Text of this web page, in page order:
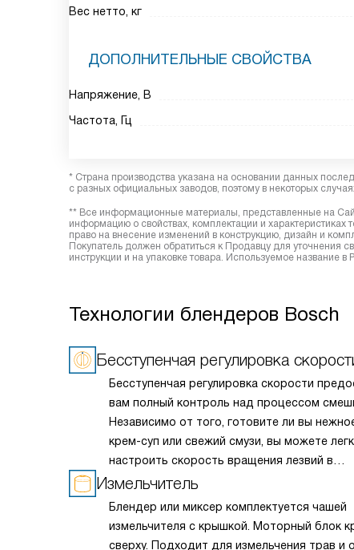
Вес нетто, кг
ДОПОЛНИТЕЛЬНЫЕ СВОЙСТВА
Напряжение, В
Частота, Гц
* Страна производства указана на основании данных
с разных официальных заводов, поэтому в некоторых
** Все информационные материалы, представленные на
информацию о свойствах, комплектации и
право на внесение изменений в конструкцию, дизайн и
Покупатель должен обратиться к Продавцу для уточнения
инструкции и на упаковке товара. Используемое название в
Технологии блендеров Bosch
Бесступенчая регулировка
Бесступенчая регулировка скорости
вам полный контроль над процессом
Независимо от того, готовите ли вы
крем-суп или свежий смузи, вы можете
настроить скорость вращения лезвий в
соответствии с вашими потребностями. Эта
Измельчитель
Блендер или миксер комплектуется чашей
измельчителя с крышкой. Моторный блок
сверху. Подходит для измельчения трав и